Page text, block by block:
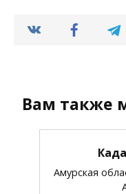
Вам также
Амурская